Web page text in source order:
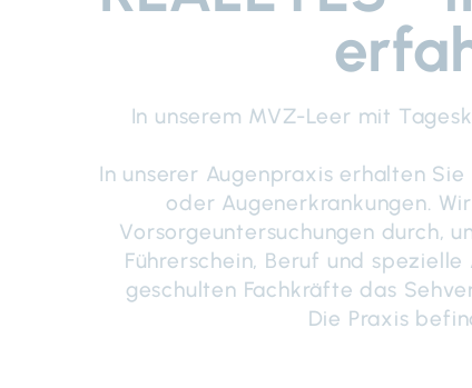
In unserem MVZ-Leer mit
In unserer Augenpraxis erhalten
oder Augenerkrankungen.
Vorsorgeuntersuchungen durch,
Führerschein, Beruf und
geschulten Fachkräfte das
Die Praxis